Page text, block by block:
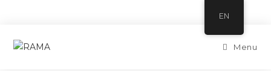
Menu
EN